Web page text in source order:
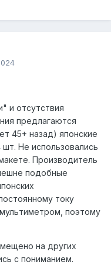
и отсутствия
предлагаются
45+ назад) японские
Не использовались
Производитель
подобные
току
поэтому
на других
с пониманием.